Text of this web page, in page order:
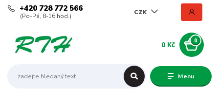
Menu
CZK
+420 728 772 566
(Po-Pá, 8-16 hod.)
0
0 Kč